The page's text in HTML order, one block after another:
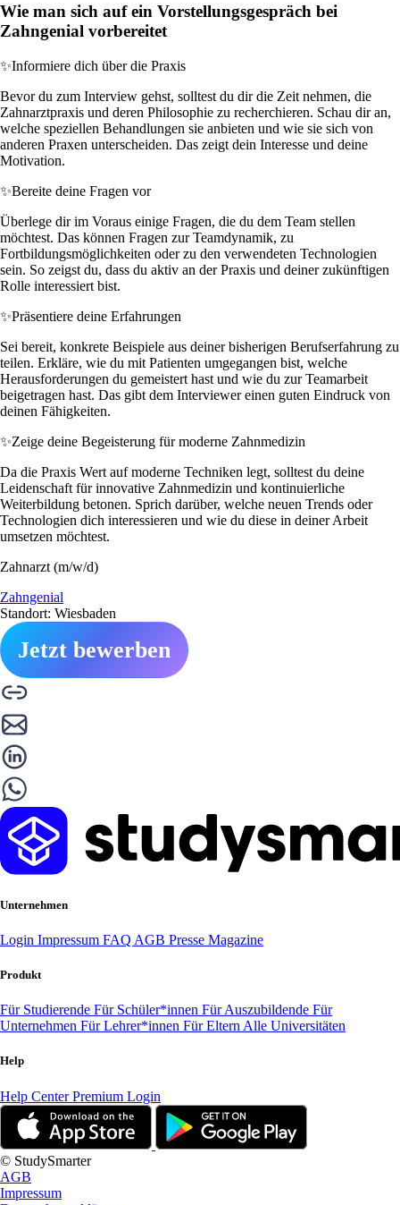
Wie man sich auf ein Vorstellungsgespräch bei
Zahngenial vorbereitet
✨Informiere dich über die Praxis
Bevor du zum Interview gehst, solltest du dir die Zeit nehmen, die
Zahnarztpraxis und deren Philosophie zu recherchieren. Schau dir an,
welche speziellen Behandlungen sie anbieten und wie sie sich von
anderen Praxen unterscheiden. Das zeigt dein Interesse und deine
Motivation.
✨Bereite deine Fragen vor
Überlege dir im Voraus einige Fragen, die du dem Team stellen
möchtest. Das können Fragen zur Teamdynamik, zu
Fortbildungsmöglichkeiten oder zu den verwendeten Technologien
sein. So zeigst du, dass du aktiv an der Praxis und deiner zukünftigen
Rolle interessiert bist.
✨Präsentiere deine Erfahrungen
Sei bereit, konkrete Beispiele aus deiner bisherigen Berufserfahrung zu
teilen. Erkläre, wie du mit Patienten umgegangen bist, welche
Herausforderungen du gemeistert hast und wie du zur Teamarbeit
beigetragen hast. Das gibt dem Interviewer einen guten Eindruck von
deinen Fähigkeiten.
✨Zeige deine Begeisterung für moderne Zahnmedizin
Da die Praxis Wert auf moderne Techniken legt, solltest du deine
Leidenschaft für innovative Zahnmedizin und kontinuierliche
Weiterbildung betonen. Sprich darüber, welche neuen Trends oder
Technologien dich interessieren und wie du diese in deiner Arbeit
umsetzen möchtest.
Zahnarzt (m/w/d)
Zahngenial
Standort: Wiesbaden
Jetzt bewerben
Unternehmen
Login Impressum FAQ AGB Presse Magazine
Produkt
Für Studierende Für Schüler*innen Für Auszubildende Für
Unternehmen Für Lehrer*innen Für Eltern Alle Universitäten
Help
Help CenterPremium Login
© StudySmarter
AGB
Impressum